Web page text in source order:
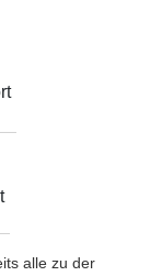
alle zu der